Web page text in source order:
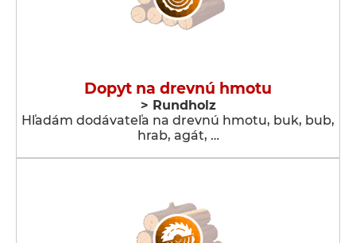
Dopyt na drevnú hmotu
> Rundholz
Hľadám dodávateľa na drevnú hmotu, buk, bub,
hrab, agát, …